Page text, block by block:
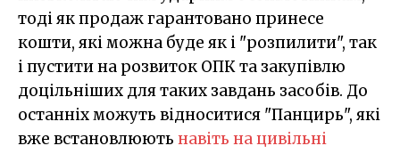
тоді як продаж гарантовано принесе
кошти, які можна буде як і "розпилити", так
і пустити на розвиток ОПК та закупівлю
доцільніших для таких завдань засобів. До
останніх можуть відноситися "Панцирь", які
вже встановлюють навіть на цивільні